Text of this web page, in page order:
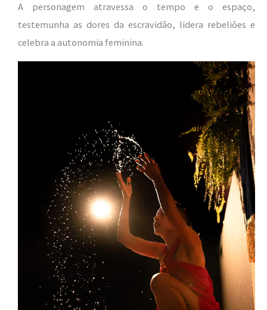
A personagem atravessa o tempo e o espaço,
testemunha as dores da escravidão, lidera rebeliões e
celebra a autonomia feminina.